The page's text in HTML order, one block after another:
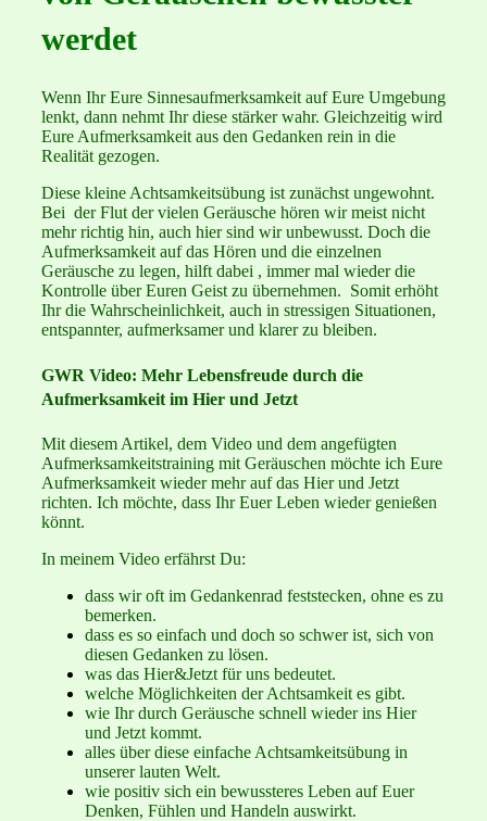
werdet
Wenn Ihr Eure Sinnesaufmerksamkeit auf Eure Umgebung
lenkt, dann nehmt Ihr diese stärker wahr. Gleichzeitig wird
Eure Aufmerksamkeit aus den Gedanken rein in die
Realität gezogen.
Diese kleine Achtsamkeitsübung ist zunächst ungewohnt.
Bei der Flut der vielen Geräusche hören wir meist nicht
mehr richtig hin, auch hier sind wir unbewusst. Doch die
Aufmerksamkeit auf das Hören und die einzelnen
Geräusche zu legen, hilft dabei , immer mal wieder die
Kontrolle über Euren Geist zu übernehmen. Somit erhöht
Ihr die Wahrscheinlichkeit, auch in stressigen Situationen,
entspannter, aufmerksamer und klarer zu bleiben.
GWR Video: Mehr Lebensfreude durch die
Aufmerksamkeit im Hier und Jetzt
Mit diesem Artikel, dem Video und dem angefügten
Aufmerksamkeitstraining mit Geräuschen möchte ich Eure
Aufmerksamkeit wieder mehr auf das Hier und Jetzt
richten. Ich möchte, dass Ihr Euer Leben wieder genießen
könnt.
In meinem Video erfährst Du:
dass wir oft im Gedankenrad feststecken, ohne es zu
bemerken.
dass es so einfach und doch so schwer ist, sich von
diesen Gedanken zu lösen.
was das Hier&Jetzt für uns bedeutet.
welche Möglichkeiten der Achtsamkeit es gibt.
wie Ihr durch Geräusche schnell wieder ins Hier
und Jetzt kommt.
alles über diese einfache Achtsamkeitsübung in
unserer lauten Welt.
wie positiv sich ein bewussteres Leben auf Euer
Denken, Fühlen und Handeln auswirkt.